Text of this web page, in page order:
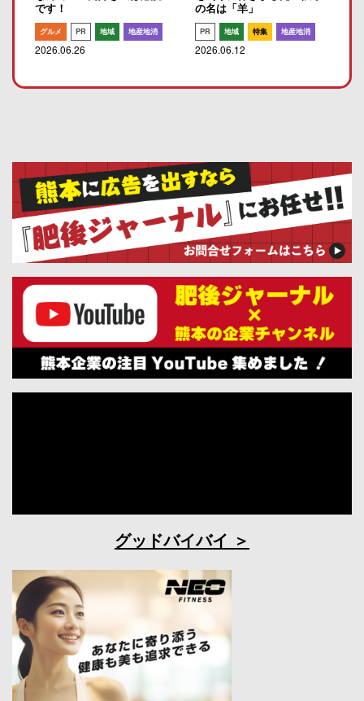
です！
グルメ PR 地域 地産地消
2026.06.26
の名は「羊」
PR 地域 特集 地産地消
2026.06.12
グッドバイバイ